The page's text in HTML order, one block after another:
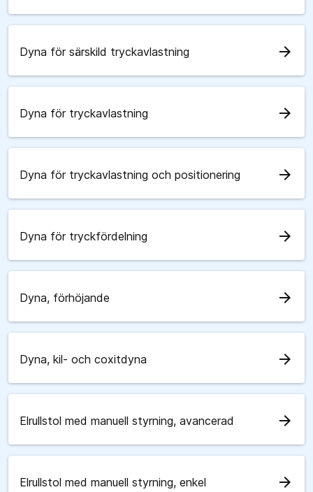
Dyna för särskild tryckavlastning arrow_forward
Dyna för tryckavlastning arrow_forward
Dyna för tryckavlastning och positionering arrow_forward
Dyna för tryckfördelning arrow_forward
Dyna, förhöjande arrow_forward
Dyna, kil- och coxitdyna arrow_forward
Elrullstol med manuell styrning, avancerad arrow_forward
Elrullstol med manuell styrning, enkel arrow_forward